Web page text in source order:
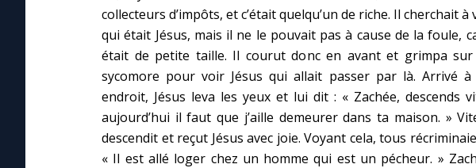
collecteurs d’impôts, et c’était quelqu’un de riche. Il cherchait à
qui était Jésus, mais il ne le pouvait pas à cause de la foule,
était de petite taille. Il courut donc en avant et grimpa
sycomore pour voir Jésus qui allait passer par là. Arrivé à
endroit, Jésus leva les yeux et lui dit : « Zachée, descends
aujourd’hui il faut que j’aille demeurer dans ta maison. »
descendit et reçut Jésus avec joie. Voyant cela, tous
« Il est allé loger chez un homme qui est un pécheur. »